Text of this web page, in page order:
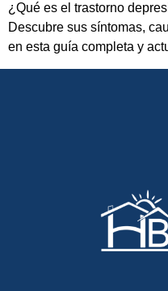
¿Qué es el trastorno
Descubre sus síntomas,
en esta guía completa y